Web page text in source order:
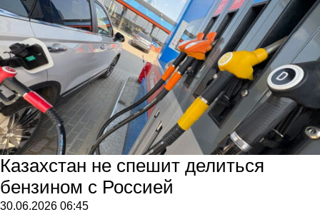
Казахстан не спешит делиться
бензином с Россией
30.06.2026 06:45